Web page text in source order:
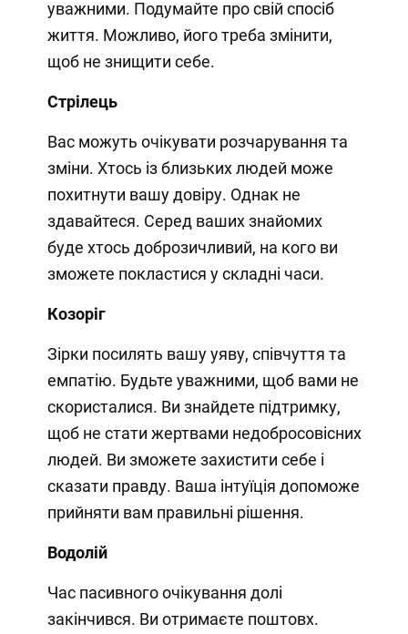
уважними. Подумайте про свій спосіб
життя. Можливо, його треба змінити,
щоб не знищити себе.
Стрілець
Вас можуть очікувати розчарування та
зміни. Хтось із близьких людей може
похитнути вашу довіру. Однак не
здавайтеся. Серед ваших знайомих
буде хтось доброзичливий, на кого ви
зможете покластися у складні часи.
Козоріг
Зірки посилять вашу уяву, співчуття та
емпатію. Будьте уважними, щоб вами не
скористалися. Ви знайдете підтримку,
щоб не стати жертвами недобросовісних
людей. Ви зможете захистити себе і
сказати правду. Ваша інтуїція допоможе
прийняти вам правильні рішення.
Водолій
Час пасивного очікування долі
закінчився. Ви отримаєте поштовх.